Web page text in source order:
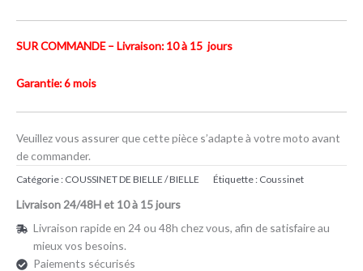
SUR COMMANDE – Livraison: 10 à 15 jours
Garantie: 6 mois
Veuillez vous assurer que cette pièce s’adapte à votre moto avant
de commander.
Catégorie : COUSSINET DE BIELLE / BIELLE Étiquette : Coussinet
Livraison 24/48H et 10 à 15 jours
Livraison rapide en 24 ou 48h chez vous, afin de satisfaire au
mieux vos besoins.
Paiements sécurisés